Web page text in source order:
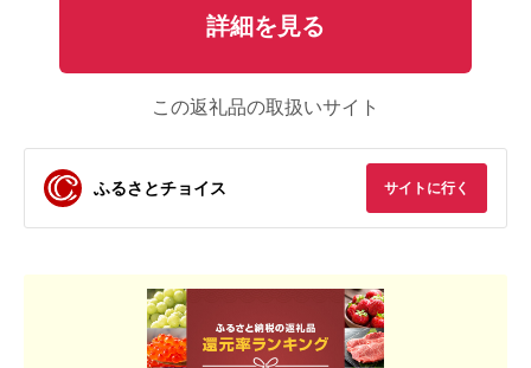
詳細を見る
この返礼品の取扱いサイト
ふるさとチョイス サイトに行く